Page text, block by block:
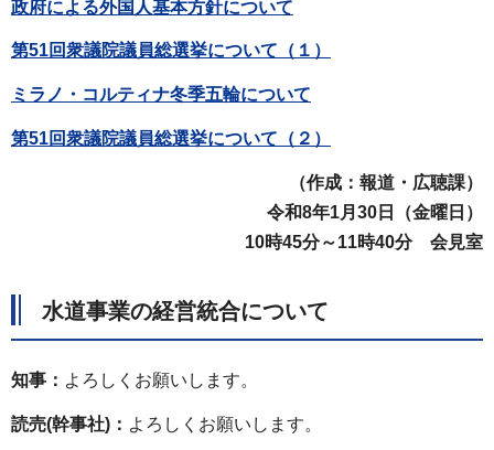
政府による外国人基本方針について
第51回衆議院議員総選挙について（１）
ミラノ・コルティナ冬季五輪について
第51回衆議院議員総選挙について（２）
（作成：報道・広聴課）
令和8年1月30日（金曜日）
10時45分～11時40分 会見室
水道事業の経営統合について
知事： よろしくお願いします。
読売(幹事社)： よろしくお願いします。